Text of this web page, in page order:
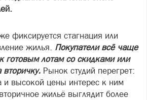
фиксируется стагнация или
жилья. Покупатели всё чаще
готовым лотам со скидками или
Рынок студий перегрет:
и высокой цены интерес к ним
жильё выглядит более